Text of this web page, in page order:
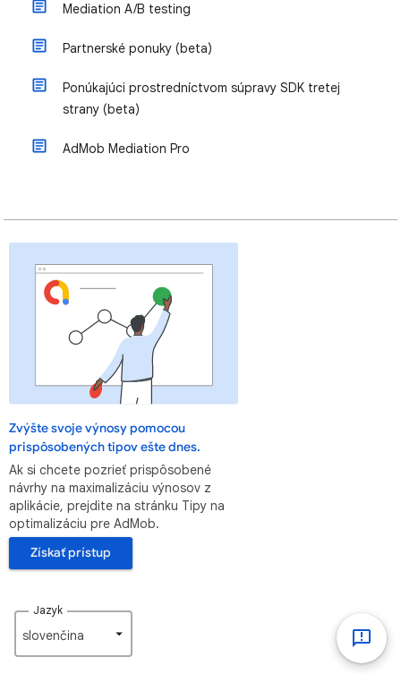
Mediation A/B testing
Partnerské ponuky (beta)
Ponúkajúci prostredníctvom súpravy SDK tretej
strany (beta)
AdMob Mediation Pro
Zvýšte svoje výnosy pomocou
prispôsobených tipov ešte dnes.
Ak si chcete pozrieť prispôsobené
návrhy na maximalizáciu výnosov z
aplikácie, prejdite na stránku Tipy na
optimalizáciu pre AdMob.
Získať prístup
Jazyk
slovenčina‎